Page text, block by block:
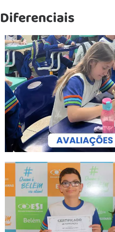
Diferenciais